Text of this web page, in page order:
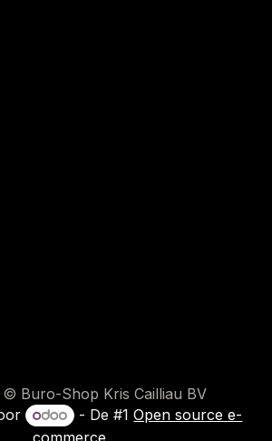
Buro-Shop Kris Cailliau BV
- De #1Open source e-